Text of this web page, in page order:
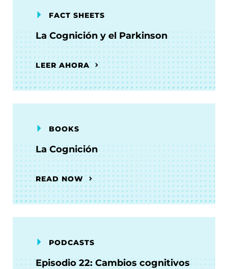
FACT SHEETS
La Cognición y el Parkinson
LEER AHORA
BOOKS
La Cognición
READ NOW
PODCASTS
Episodio 22: Cambios cognitivos